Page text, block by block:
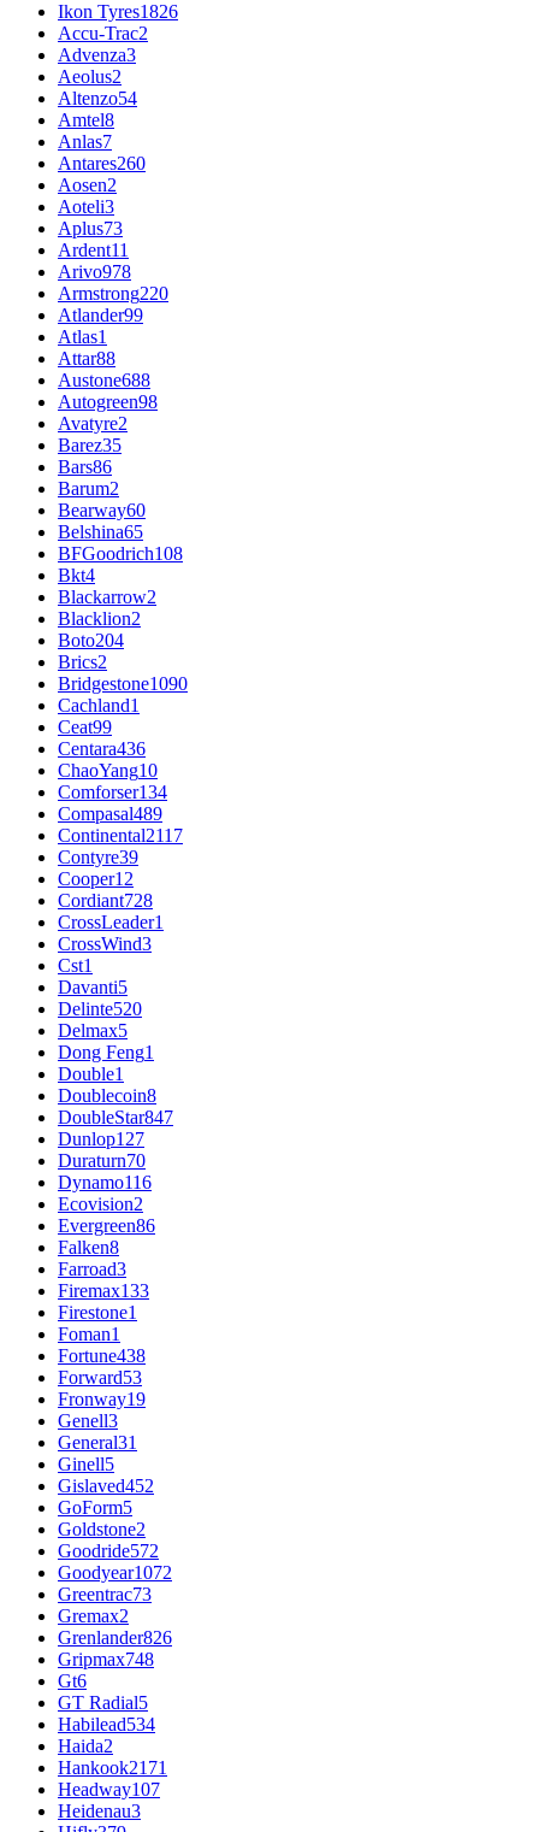
Ikon Tyres1826
Accu-Trac2
Advenza3
Aeolus2
Altenzo54
Amtel8
Anlas7
Antares260
Aosen2
Aoteli3
Aplus73
Ardent11
Arivo978
Armstrong220
Atlander99
Atlas1
Attar88
Austone688
Autogreen98
Avatyre2
Barez35
Bars86
Barum2
Bearway60
Belshina65
BFGoodrich108
Bkt4
Blackarrow2
Blacklion2
Boto204
Brics2
Bridgestone1090
Cachland1
Ceat99
Centara436
ChaoYang10
Comforser134
Compasal489
Continental2117
Contyre39
Cooper12
Cordiant728
CrossLeader1
CrossWind3
Cst1
Davanti5
Delinte520
Delmax5
Dong Feng1
Double1
Doublecoin8
DoubleStar847
Dunlop127
Duraturn70
Dynamo116
Ecovision2
Evergreen86
Falken8
Farroad3
Firemax133
Firestone1
Foman1
Fortune438
Forward53
Fronway19
Genell3
General31
Ginell5
Gislaved452
GoForm5
Goldstone2
Goodride572
Goodyear1072
Greentrac73
Gremax2
Grenlander826
Gripmax748
Gt6
GT Radial5
Habilead534
Haida2
Hankook2171
Headway107
Heidenau3